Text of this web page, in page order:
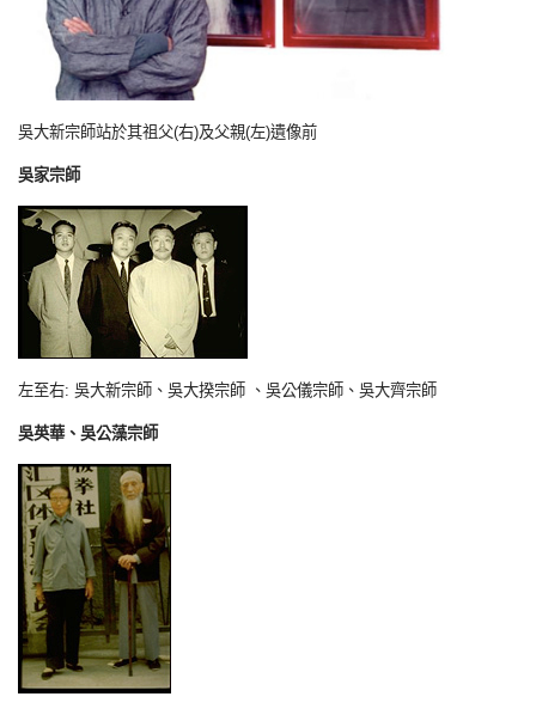
吳大新宗師站於其祖父(右)及父親(左)遺像前
吳家宗師
左至右: 吳大新宗師、吳大揆宗師 、吳公儀宗師、吳大齊宗師
吳英華、吳公藻宗師